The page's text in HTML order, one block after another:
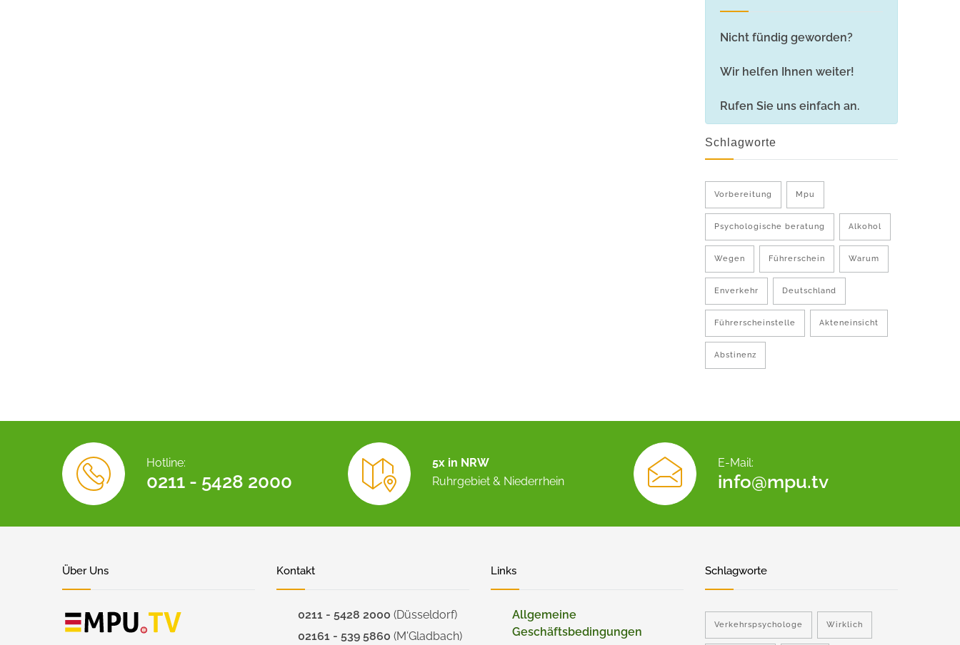
Nicht fündig geworden?
Wir helfen Ihnen weiter!
Rufen Sie uns einfach an.
Schlagworte
Vorbereitung Mpu
Psychologische beratung Alkohol
Wegen Führerschein Warum
Enverkehr Deutschland
Führerscheinstelle Akteneinsicht
Abstinenz
Hotline:
0211 - 5428 2000
5x in NRW
Ruhrgebiet & Niederrhein
E-Mail:
info@mpu.tv
Über Uns Kontakt
0211 - 5428 2000 (Düsseldorf)
02161 - 539 5860 (M'Gladbach)
Links
Allgemeine
Geschäftsbedingungen
Schlagworte
Verkehrspsychologe Wirklich